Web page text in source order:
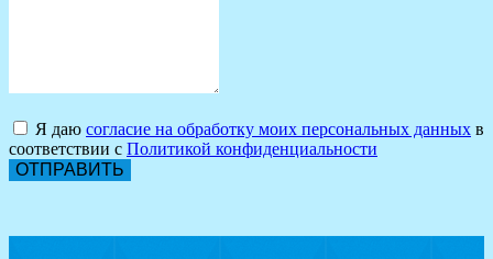
Я даю согласие на обработку моих персональных данных в
соответствии с Политикой конфиденциальности
ОТПРАВИТЬ